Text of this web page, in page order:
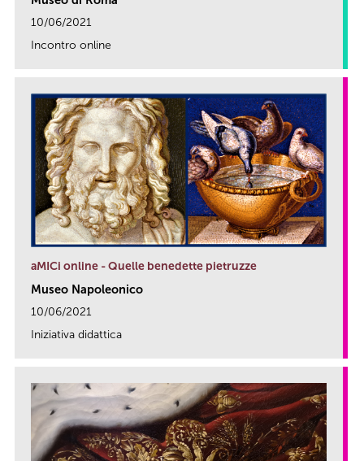
10/06/2021
Incontro online
aMICi online - Quelle benedette pietruzze
Museo Napoleonico
10/06/2021
Iniziativa didattica